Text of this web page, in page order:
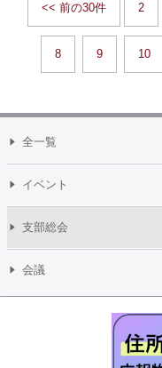
<< 前の30件 2
8 9 10
全一覧
イベント
支部総会
会議